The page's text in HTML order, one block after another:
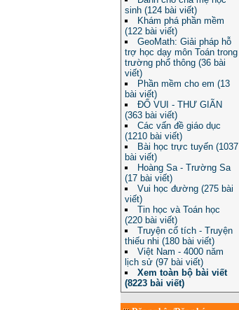
sinh (124 bài viết)
Khám phá phần mềm
(122 bài viết)
GeoMath: Giải pháp hỗ
trợ học dạy môn Toán trong
trường phổ thông (36 bài
viết)
Phần mềm cho em (13
bài viết)
ĐỐ VUI - THƯ GIÃN
(363 bài viết)
Các vấn đề giáo dục
(1210 bài viết)
Bài học trực tuyến (1037
bài viết)
Hoàng Sa - Trường Sa
(17 bài viết)
Vui học đường (275 bài
viết)
Tin học và Toán học
(220 bài viết)
Truyện cổ tích - Truyện
thiếu nhi (180 bài viết)
Việt Nam - 4000 năm
lịch sử (97 bài viết)
Xem toàn bộ bài viết
(8223 bài viết)